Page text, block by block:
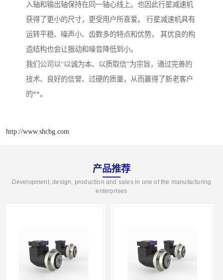
入轴和输出轴保持在同一轴心线上。也因此行星减速机
获得了更小的尺寸，更受用户所喜爱。 行星减速机具有
运转平稳、噪声小、齿数多的特点和优势， 其优良的构
造结构也会让振动和噪音降低到小。
我们公司以“以诚为本、以质取信”为宗旨，通过完善的
技术、良好的信誉、过硬的质量，从而赢得了新老客户
的**。
http://www.shcbg.com
产品推荐
Development, design, production and sales in one of the manufacturing
enterprises